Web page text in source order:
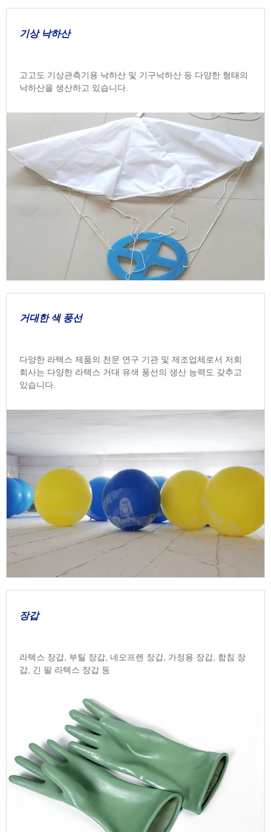
기상 낙하산
고고도 기상관측기용 낙하산 및 기구낙하산 등 다양한 형태의
낙하산을 생산하고 있습니다.
거대한 색 풍선
다양한 라텍스 제품의 전문 연구 기관 및 제조업체로서 저희
회사는 다양한 라텍스 거대 유색 풍선의 생산 능력도 갖추고
있습니다.
장갑
라텍스 장갑, 부틸 장갑, 네오프렌 장갑, 가정용 장갑, 함침 장
갑, 긴 팔 라텍스 장갑 등